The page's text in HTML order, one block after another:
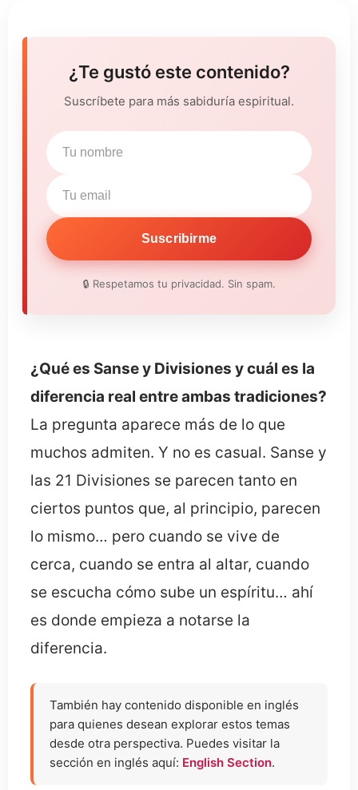
¿Te gustó este contenido?
Suscríbete para más sabiduría espiritual.
Suscribirme
🔒 Respetamos tu privacidad. Sin spam.
¿Qué es Sanse y Divisiones y cuál es la
diferencia real entre ambas tradiciones?
La pregunta aparece más de lo que
muchos admiten. Y no es casual. Sanse y
las 21 Divisiones se parecen tanto en
ciertos puntos que, al principio, parecen
lo mismo… pero cuando se vive de
cerca, cuando se entra al altar, cuando
se escucha cómo sube un espíritu… ahí
es donde empieza a notarse la
diferencia.
También hay contenido disponible en inglés
para quienes desean explorar estos temas
desde otra perspectiva. Puedes visitar la
sección en inglés aquí: English Section.